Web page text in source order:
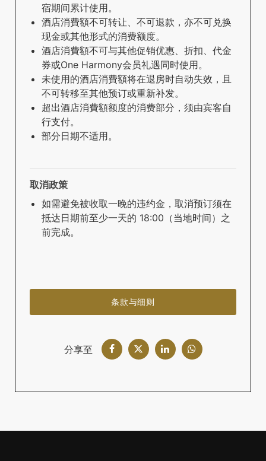
宿期间累计使用。
酒店消費額不可转让、不可退款，亦不可兑换
现金或其他形式的消费额度。
酒店消費額不可与其他促销优惠、折扣、代金
券或One Harmony会员礼遇同时使用。
未使用的酒店消費額将在退房时自动失效，且
不可转移至其他预订或重新补发。
超出酒店消費額额度的消费部分，须由宾客自
行支付。
部分日期不适用。
取消政策
如需避免被收取一晚的违约金，取消预订须在
抵达日期前至少一天的 18:00（当地时间）之
前完成。
条款与细则
分享至